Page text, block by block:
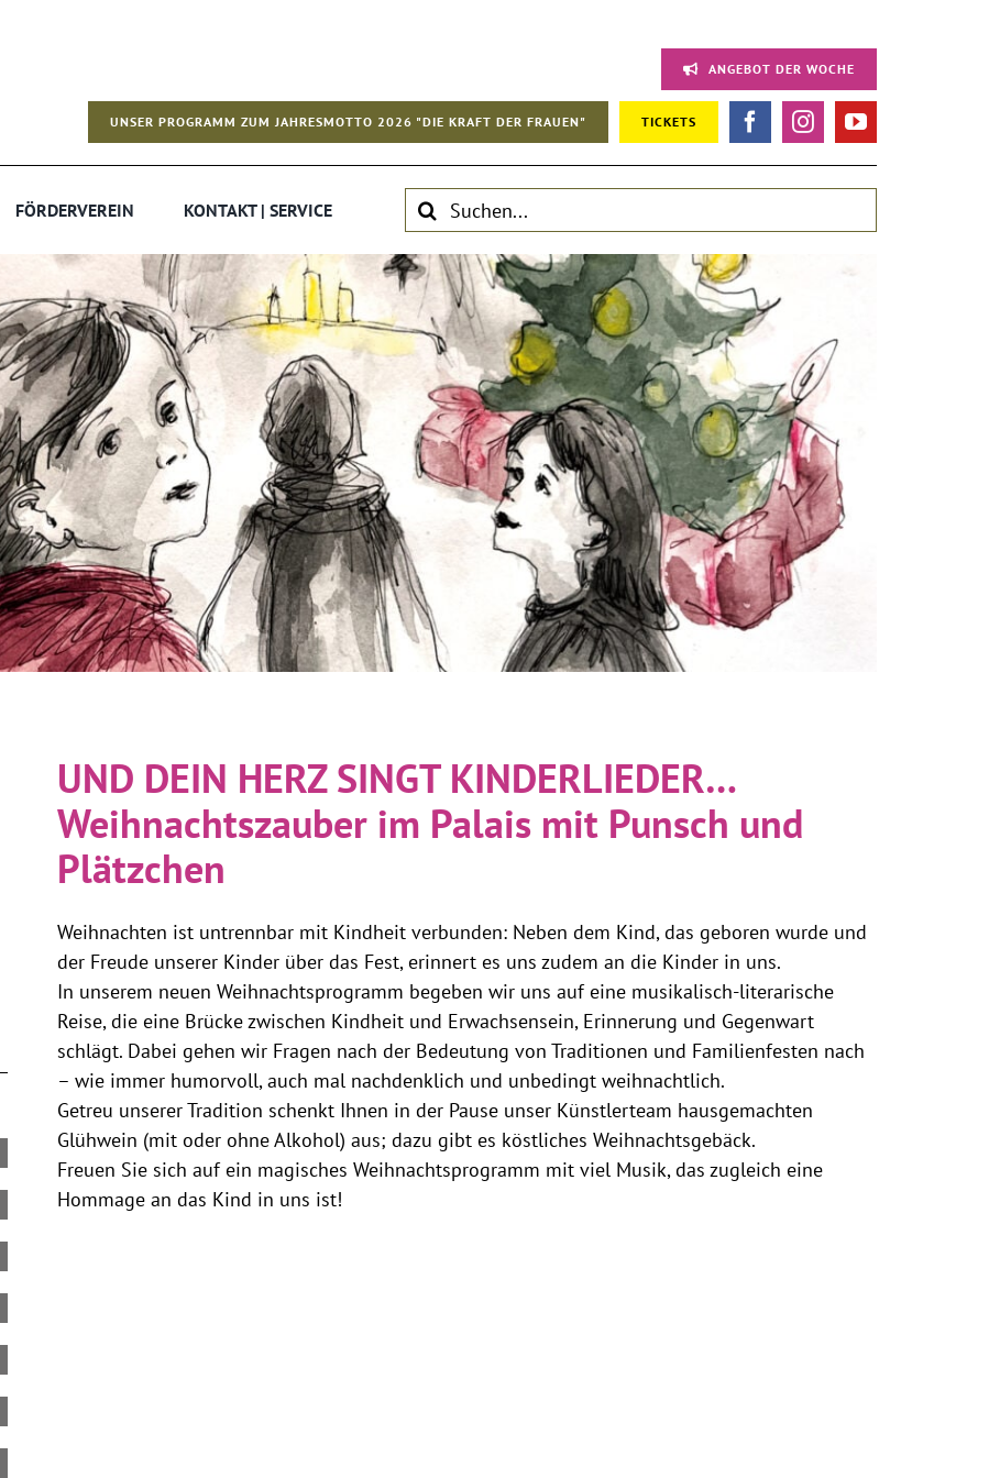
ANGEBOT DER WOCHE
UNSER PROGRAMM ZUM JAHRESMOTTO 2026 "DIE KRAFT DER FRAUEN" TICKETS
FÖRDERVEREIN KONTAKT | SERVICE
Suche
nach:
UND DEIN HERZ SINGT KINDERLIEDER…
Weihnachtszauber im Palais mit Punsch und
Plätzchen
Weihnachten ist untrennbar mit Kindheit verbunden: Neben dem Kind, das geboren wurde und
der Freude unserer Kinder über das Fest, erinnert es uns zudem an die Kinder in uns.
In unserem neuen Weihnachtsprogramm begeben wir uns auf eine musikalisch-literarische
Reise, die eine Brücke zwischen Kindheit und Erwachsensein, Erinnerung und Gegenwart
schlägt. Dabei gehen wir Fragen nach der Bedeutung von Traditionen und Familienfesten nach
– wie immer humorvoll, auch mal nachdenklich und unbedingt weihnachtlich.
Getreu unserer Tradition schenkt Ihnen in der Pause unser Künstlerteam hausgemachten
Glühwein (mit oder ohne Alkohol) aus; dazu gibt es köstliches Weihnachtsgebäck.
Freuen Sie sich auf ein magisches Weihnachtsprogramm mit viel Musik, das zugleich eine
Hommage an das Kind in uns ist!